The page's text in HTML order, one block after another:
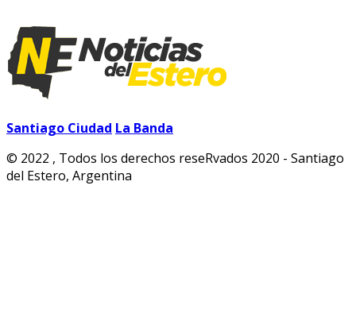
Santiago Ciudad La Banda
© 2022 , Todos los derechos reseRvados 2020 - Santiago
del Estero, Argentina